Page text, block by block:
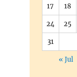
17 18
24 25
31
« Jul